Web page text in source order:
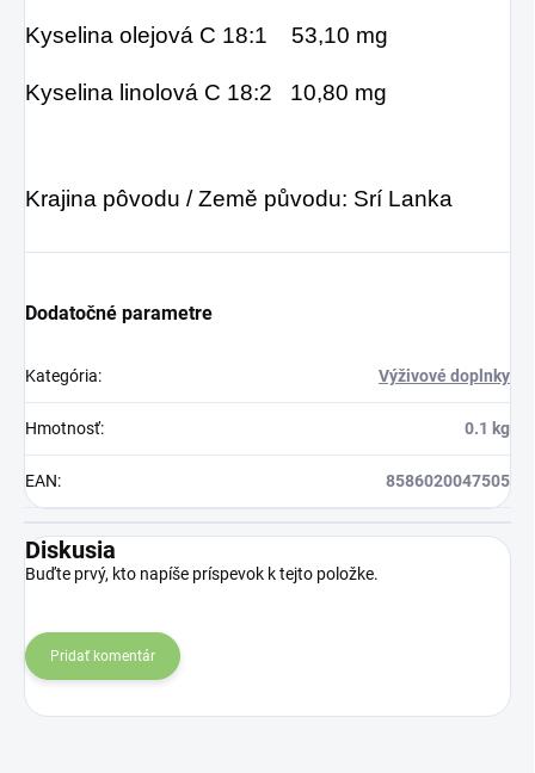
Kyselina olejová C 18:1 53,10 mg
Kyselina linolová C 18:2 10,80 mg
Krajina pôvodu / Země původu: Srí Lanka
Dodatočné parametre
Kategória: Výživové doplnky
Hmotnosť: 0.1 kg
EAN: 8586020047505
Diskusia
Buďte prvý, kto napíše príspevok k tejto položke.
Pridať komentár